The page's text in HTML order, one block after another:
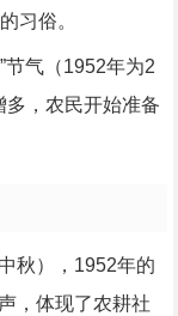
习俗。
节气（1952年为2
多，农民开始准备
秋），1952年的
，体现了农耕社